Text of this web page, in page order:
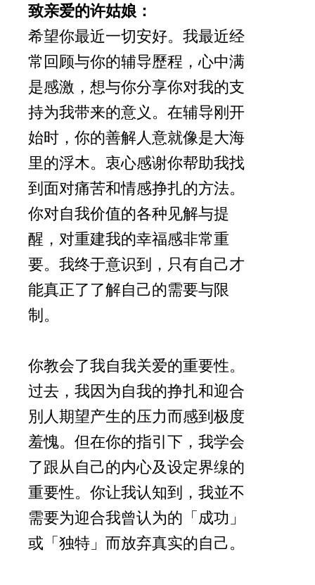
致亲爱的许姑娘：
希望你最近一切安好。我最近经
常回顾与你的辅导歷程，心中满
是感激，想与你分享你对我的支
持为我带来的意义。在辅导刚开
始时，你的善解人意就像是大海
里的浮木。衷心感谢你帮助我找
到面对痛苦和情感挣扎的方法。
你对自我价值的各种见解与提
醒，对重建我的幸福感非常重
要。我终于意识到，只有自己才
能真正了了解自己的需要与限
制。
你教会了我自我关爱的重要性。
过去，我因为自我的挣扎和迎合
別人期望产生的压力而感到极度
羞愧。但在你的指引下，我学会
了跟从自己的内心及设定界缐的
重要性。你让我认知到，我並不
需要为迎合我曾认为的「成功」
或「独特」而放弃真实的自己。